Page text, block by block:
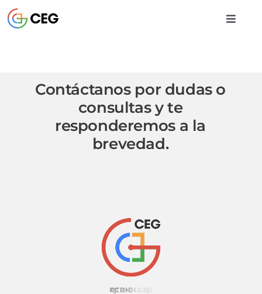
al
contenido
Toggle
CURSOS
Contáctanos por dudas o
consultas y te
responderemos a la
brevedad.